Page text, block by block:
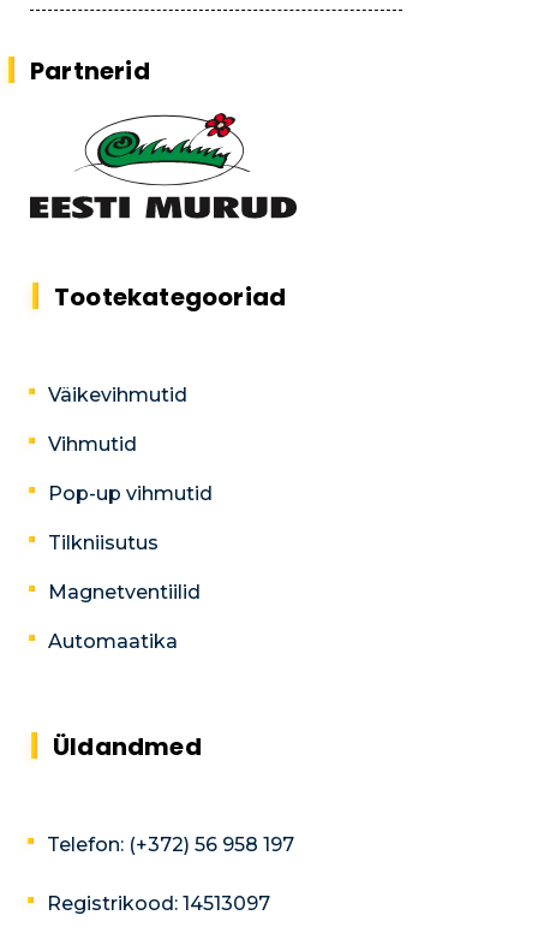
Partnerid
Tootekategooriad
Väikevihmutid
Vihmutid
Pop-up vihmutid
Tilkniisutus
Magnetventiilid
Automaatika
Üldandmed
Telefon: (+372) 56 958 197
Registrikood: 14513097